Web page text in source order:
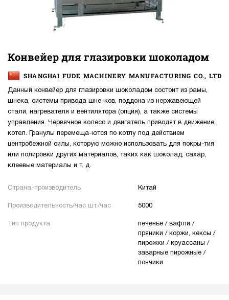
Конвейер для глазировки шоколадом
SHANGHAI FUDE MACHINERY MANUFACTURING CO., LTD
Данный конвейер для глазировки шоколадом состоит из рамы,
шнека, системы привода шне-ков, поддона из нержавеющей
стали, нагревателя и вентилятора (опция), а также системы
управления. Червячное колесо и двигатель приводят в движение
котел. Гранулы перемеща-ются по котлу под действием
центробежной силы, которую можно использовать для покры-тия
или полировки других материалов, таких как шоколад, сахар,
клеевые материалы и т. д.
Страна-производитель Китай
Производительность/час шт./час 5000
Тип продукта
печенье / вафли /
пряники / коржи, кексы /
пирожки / круассаны /
заварные пирожные /
пончики